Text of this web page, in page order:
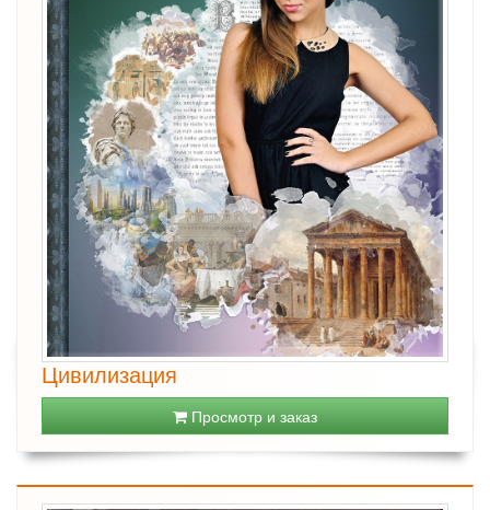
Цивилизация
Просмотр и заказ